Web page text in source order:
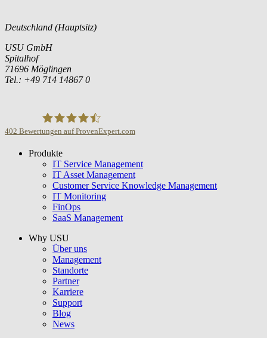
Deutschland (Hauptsitz)
USU GmbH
Spitalhof
71696 Möglingen
Tel.: +49 714 14867 0
USU GmbH
402 Bewertungen auf ProvenExpert.com
Produkte
IT Service Management
IT Asset Management
Customer Service Knowledge Management
IT Monitoring
FinOps
SaaS Management
Why USU
Über uns
Management
Standorte
Partner
Karriere
Support
Blog
News